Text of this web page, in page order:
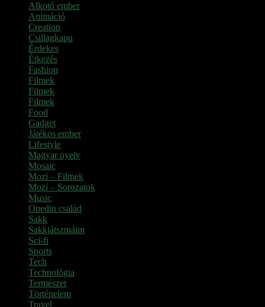
Alkotó ember
Animáció
Creation
Csillagkapu
Érdekes
Étkezés
Fashion
Filmek
Filmek
Filmek
Food
Gadget
Játékos ember
Lifestyle
Magyar nyelv
Mosaic
Mozi – Filmek
Mozi – Sorozatok
Music
Onedin család
Sakk
Sakkjátszmáim
Sci-fi
Sports
Tech
Technológia
Természet
Történelem
Travel